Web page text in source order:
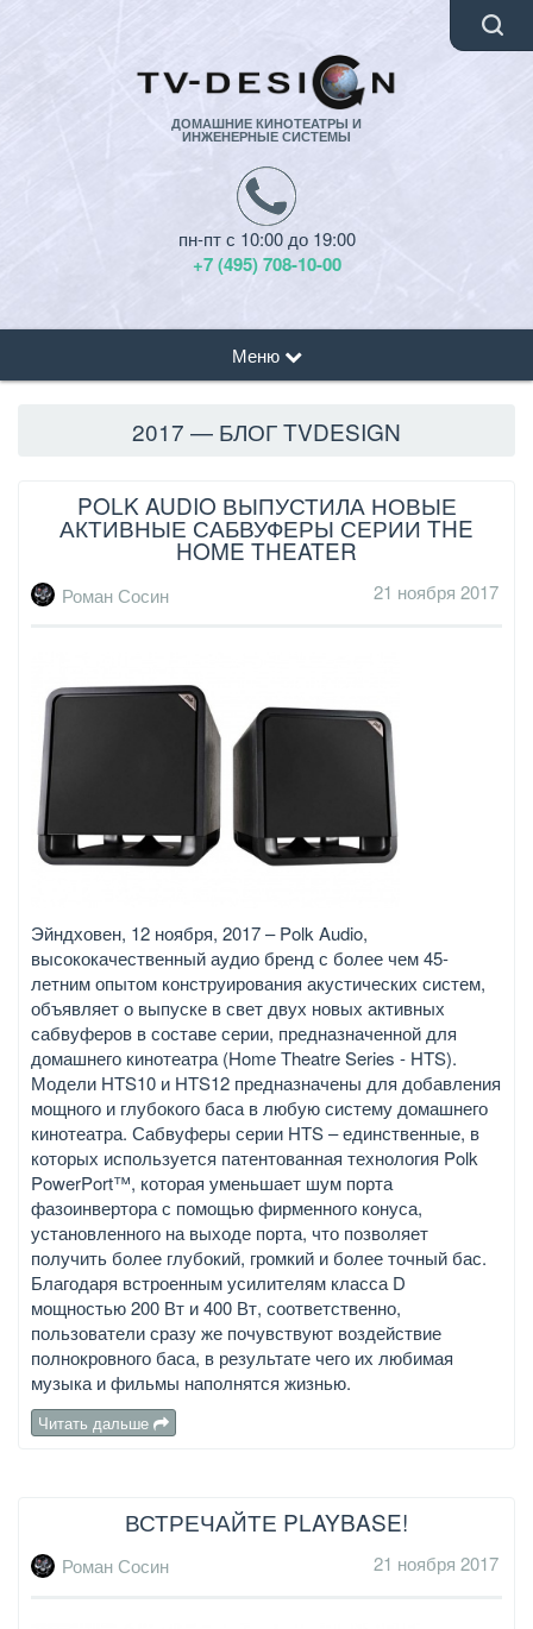
ДОМАШНИЕ КИНОТЕАТРЫ И
ИНЖЕНЕРНЫЕ СИСТЕМЫ
пн-пт с 10:00 до 19:00
+7 (495) 708-10-00
Меню
2017 — БЛОГ TVDESIGN
POLK AUDIO ВЫПУСТИЛА НОВЫЕ
АКТИВНЫЕ САБВУФЕРЫ СЕРИИ THE
HOME THEATER
Роман Сосин 21 ноября 2017
Эйндховен, 12 ноября, 2017 – Polk Audio,
высококачественный аудио бренд с более чем 45-
летним опытом конструирования акустических систем,
объявляет о выпуске в свет двух новых активных
сабвуферов в составе серии, предназначенной для
домашнего кинотеатра (Home Theatre Series - HTS).
Модели HTS10 и HTS12 предназначены для добавления
мощного и глубокого баса в любую систему домашнего
кинотеатра. Сабвуферы серии HTS – единственные, в
которых используется патентованная технология Polk
PowerPort™, которая уменьшает шум порта
фазоинвертора с помощью фирменного конуса,
установленного на выходе порта, что позволяет
получить более глубокий, громкий и более точный бас.
Благодаря встроенным усилителям класса D
мощностью 200 Вт и 400 Вт, соответственно,
пользователи сразу же почувствуют воздействие
полнокровного баса, в результате чего их любимая
музыка и фильмы наполнятся жизнью.
Читать дальше
ВСТРЕЧАЙТЕ PLAYBASE!
Роман Сосин 21 ноября 2017